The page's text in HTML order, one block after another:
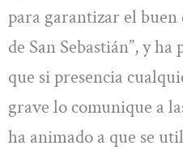
para garantizar el
de San Sebastián”, y
que si presencia
grave lo comunique a
ha animado a que se